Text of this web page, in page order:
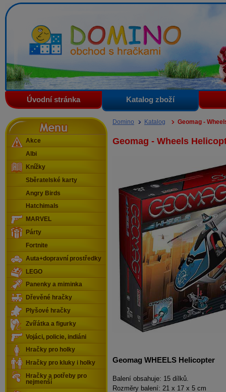
Domino - obchod s hračkami
Úvodní stránka Katalog zboží
Domino Katalog Geomag -
Geomag - Wheels
Geomag WHEELS Helicopter
Balení obsahuje: 15 dílků.
Rozměry balení: 21 x 17 x 5 cm
Menu
Akce
Albi
Knížky
Sběratelské karty
Angry Birds
Hatchimals
MARVEL
Párty
Fortnite
Auta+dopravní prostředky
LEGO
Panenky a miminka
Dřevěné hračky
Plyšové hračky
Zvířátka a figurky
Vojáci, policie, indiáni
Hračky pro holky
Hračky pro kluky i holky
Hračky a potřeby pro
nejmenší